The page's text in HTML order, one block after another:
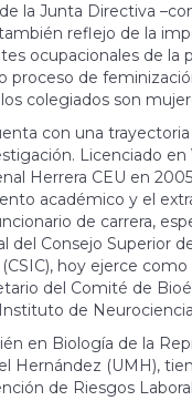
la Junta Directiva
reflejo de la
ocupacionales de la
proceso de
colegiados son
con una
Licenciado en
Herrera CEU en
académico y el
de carrera,
del Consejo Superior
hoy ejerce
del Comité de
de
en Biología de la
Hernández (UMH),
de Riesgos